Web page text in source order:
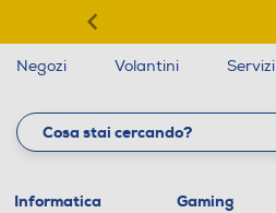
Negozi Volantini Servizi
Informatica Gaming